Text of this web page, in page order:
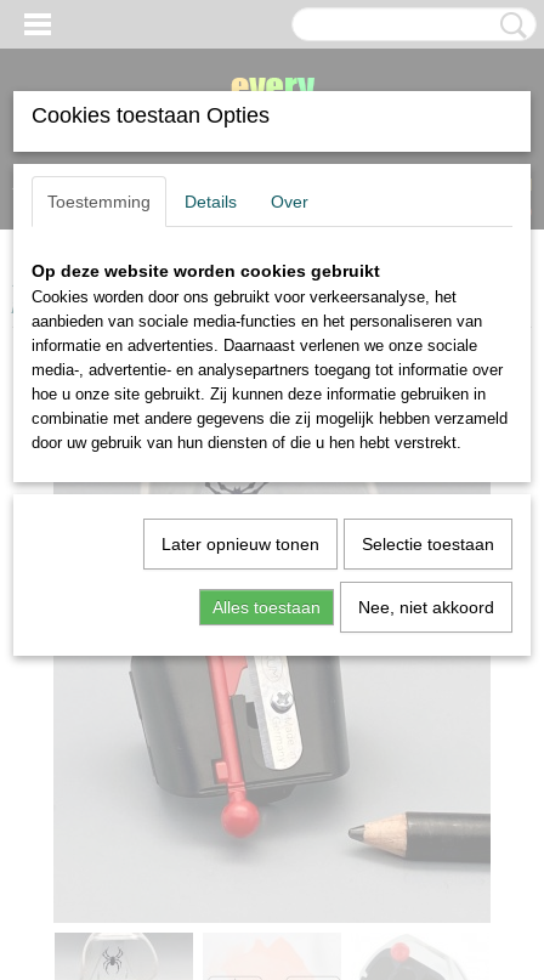
Inloggen Registreren
(0)
Home>tekenmaterialen>puntenslijper> KUM Black Widow
puntenslijper voor pastelpotloden
Cookies toestaan Opties
Toestemming Details Over
Op deze website worden cookies gebruikt
Cookies worden door ons gebruikt voor verkeersanalyse, het
aanbieden van sociale media-functies en het personaliseren van
informatie en advertenties. Daarnaast verlenen we onze sociale
media-, advertentie- en analysepartners toegang tot informatie over
hoe u onze site gebruikt. Zij kunnen deze informatie gebruiken in
combinatie met andere gegevens die zij mogelijk hebben verzameld
door uw gebruik van hun diensten of die u hen hebt verstrekt.
Later opnieuw tonen Selectie toestaan
Alles toestaan Nee, niet akkoord